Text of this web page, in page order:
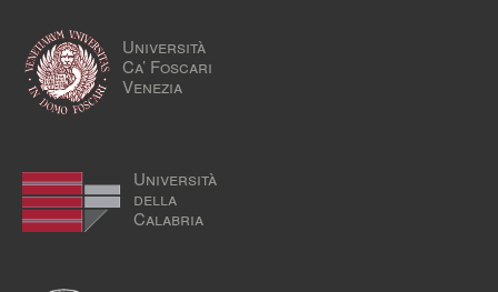
Università
Ca’ Foscari
Venezia
Università
della
Calabria